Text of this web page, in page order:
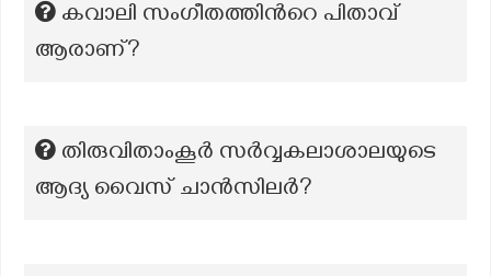
കവാലി സംഗീതത്തിന്‍റെ പിതാവ്
ആരാണ്?
തിരുവിതാംകൂർ സർവ്വകലാശാലയുടെ
ആദ്യ വൈസ് ചാൻസിലർ?